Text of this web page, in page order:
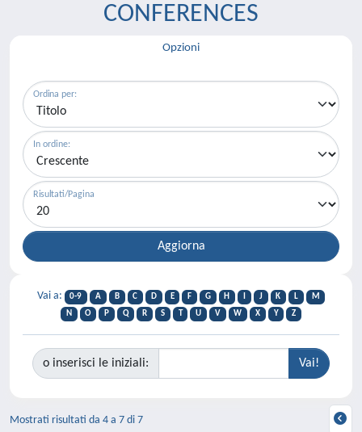
CONFERENCES
Opzioni
Ordina per:
In ordine:
Risultati/Pagina
Vai a: 0-9 A B C D E F G H J K L
M
N
O P Q R S T U V W X Y Z
o inserisci le iniziali:
Mostrati risultati da 4 a 7 di 7